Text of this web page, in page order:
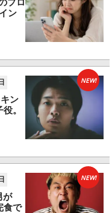
ン
ン
。
NEW!
が
食で
NEW!